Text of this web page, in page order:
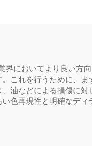
界においてより良い
これを行うために、
油などによる損傷に
色再現性と明確なディ